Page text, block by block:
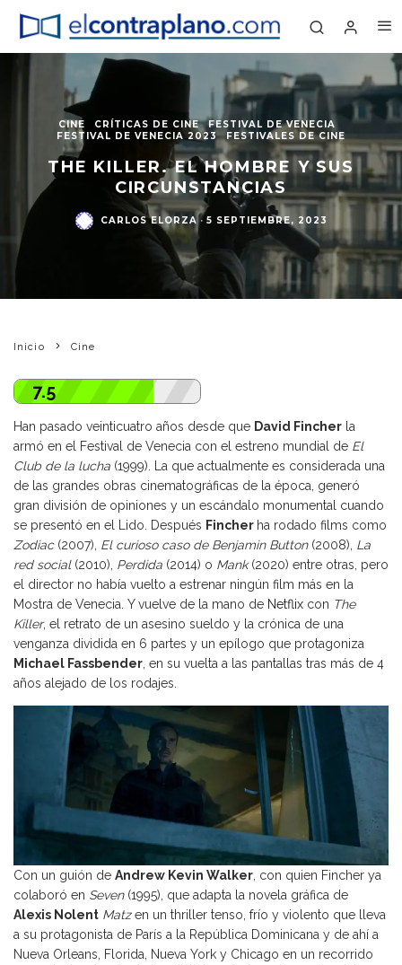
CINE CRÍTICAS DE CINE
FESTIVAL DE VENECIA
FESTIVAL DE VENECIA 2023
FESTIVALES DE CINE
THE KILLER. EL HOMBRE Y SUS
CIRCUNSTANCIAS
CARLOS ELORZA · 5 SEPTIEMBRE, 2023
Inicio Cine
7.5
Han pasado veinticuatro años desde que David Fincher la
armó en el Festival de Venecia con el estreno mundial de El
Club de la lucha (1999). La que actualmente es considerada una
de las grandes obras cinematográficas de la época, generó
gran división de opiniones y un escándalo monumental cuando
se presentó en el Lido. Después Fincher ha rodado films como
Zodiac (2007), El curioso caso de Benjamin Button(2008), La
red social(2010), Perdida (2014) o Mank(2020) entre otras, pero
el director no había vuelto a estrenar ningún film más en la
Mostra de Venecia. Y vuelve de la mano de Netflix con The
Killer, el retrato de un asesino sueldo y la crónica de una
venganza dividida en 6 partes y un epílogo que protagoniza
Michael Fassbender , en su vuelta a las pantallas tras más de 4
años alejado de los rodajes.
Con un guión de Andrew Kevin Walker , con quien Fincher ya
colaboró en Seven (1995), que adapta la novela gráfica de
Alexis Nolent Matzen un thriller tenso, frío y violento que lleva
a su protagonista de París a la República Dominicana y de ahí a
Nueva Orleans, Florida, Nueva York y Chicago en un recorrido